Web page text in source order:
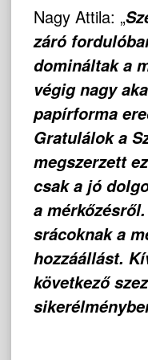
Nagy Attila: „
záró
domináltak a
végig nagy
papírforma
Gratulálok a
megszerzett
csak a jó
a
srácoknak a
hozzáállást.
következő